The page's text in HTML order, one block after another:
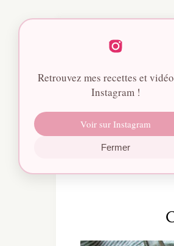
Retrouvez mes recettes et
Instagram !
Voir sur Instagram
Fermer